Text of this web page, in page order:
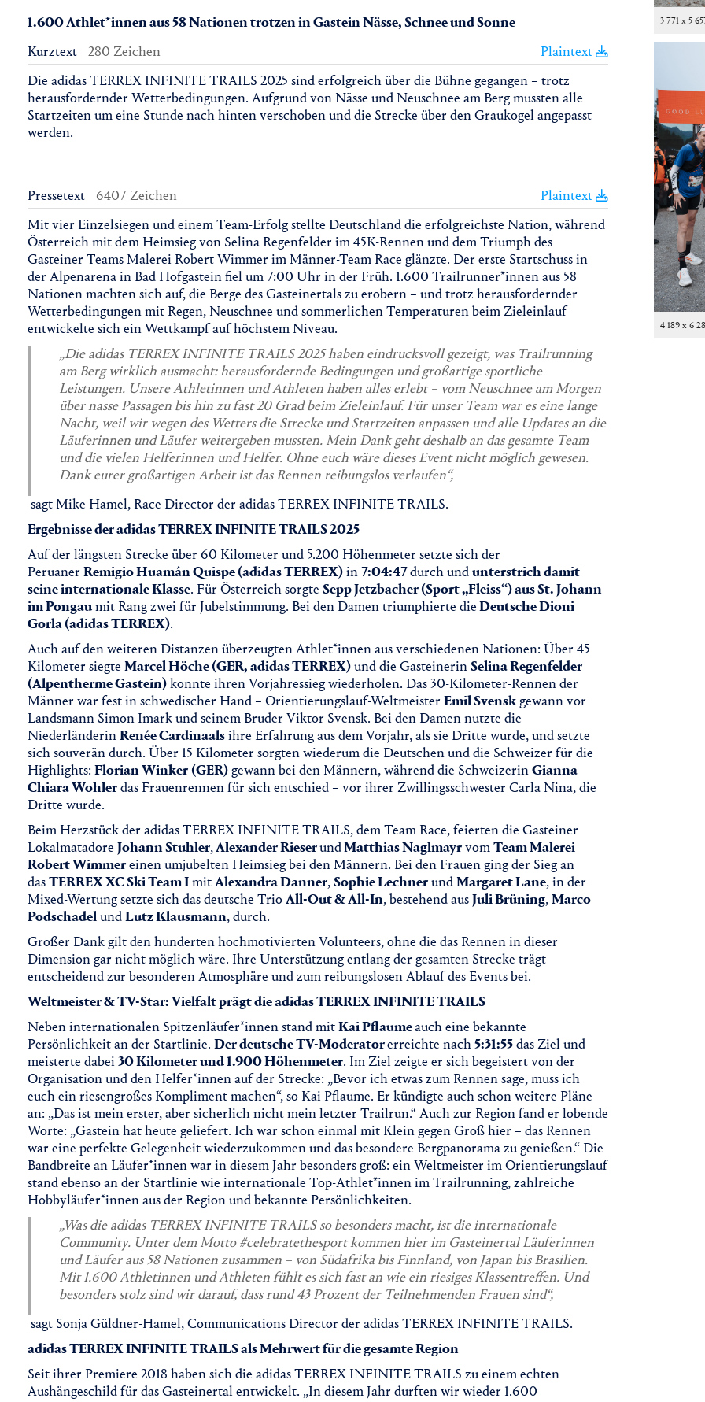
1.600 Athlet*innen aus 58 Nationen trotzen in Gastein Nässe, Schnee und Sonne
Kurztext
280 Zeichen
Plaintext
Die adidas TERREX INFINITE TRAILS 2025 sind erfolgreich über die Bühne gegangen – trotz
herausfordernder Wetterbedingungen. Aufgrund von Nässe und Neuschnee am Berg mussten alle
Startzeiten um eine Stunde nach hinten verschoben und die Strecke über den Graukogel angepasst
werden.
Pressetext 6407 Zeichen
Plaintext
Mit vier Einzelsiegen und einem Team-Erfolg stellte Deutschland die erfolgreichste Nation, während
Österreich mit dem Heimsieg von Selina Regenfelder im 45K-Rennen und dem Triumph des
Gasteiner Teams Malerei Robert Wimmer im Männer-Team Race glänzte. Der erste Startschuss in
der Alpenarena in Bad Hofgastein fiel um 7:00 Uhr in der Früh. 1.600 Trailrunner*innen aus 58
Nationen machten sich auf, die Berge des Gasteinertals zu erobern – und trotz herausfordernder
Wetterbedingungen mit Regen, Neuschnee und sommerlichen Temperaturen beim Zieleinlauf
entwickelte sich ein Wettkampf auf höchstem Niveau.
„Die adidas TERREX INFINITE TRAILS 2025 haben eindrucksvoll gezeigt, was Trailrunning
am Berg wirklich ausmacht: herausfordernde Bedingungen und großartige sportliche
Leistungen. Unsere Athletinnen und Athleten haben alles erlebt – vom Neuschnee am Morgen
über nasse Passagen bis hin zu fast 20 Grad beim Zieleinlauf. Für unser Team war es eine lange
Nacht, weil wir wegen des Wetters die Strecke und Startzeiten anpassen und alle Updates an die
Läuferinnen und Läufer weitergeben mussten. Mein Dank geht deshalb an das gesamte Team
und die vielen Helferinnen und Helfer. Ohne euch wäre dieses Event nicht möglich gewesen.
Dank eurer großartigen Arbeit ist das Rennen reibungslos verlaufen“,
sagt Mike Hamel, Race Director der adidas TERREX INFINITE TRAILS.
Ergebnisse der adidas TERREX INFINITE TRAILS 2025
Auf der längsten Strecke über 60 Kilometer und 5.200 Höhenmeter setzte sich der
Peruaner Remigio Huamán Quispe (adidas TERREX)in7:04:47durch undunterstrich damit
seine internationale Klasse. Für Österreich sorgte Sepp Jetzbacher (Sport „Fleiss“) aus St. Johann
im Pongaumit Rang zwei für Jubelstimmung. Bei den Damen triumphierte dieDeutsche Dioni
Gorla (adidas TERREX).
Auch auf den weiteren Distanzen überzeugten Athlet*innen aus verschiedenen Nationen: Über 45
Kilometer siegte Marcel Höche (GER, adidas TERREX)und die GasteinerinSelina Regenfelder
(Alpentherme Gastein)konnte ihren Vorjahressieg wiederholen. Das 30-Kilometer-Rennen der
Männer war fest in schwedischer Hand – Orientierungslauf-Weltmeister Emil Svenskgewann vor
Landsmann Simon Imark und seinem Bruder Viktor Svensk. Bei den Damen nutzte die
NiederländerinRenée Cardinaalsihre Erfahrung aus dem Vorjahr, als sie Dritte wurde, und setzte
sich souverän durch. Über 15 Kilometer sorgten wiederum die Deutschen und die Schweizer für die
Highlights: Florian Winker(GER)gewann bei den Männern, während die SchweizerinGianna
Chiara Wohlerdas Frauenrennen für sich entschied – vor ihrer Zwillingsschwester Carla Nina, die
Dritte wurde.
Beim Herzstück der adidas TERREX INFINITE TRAILS, dem Team Race, feierten die Gasteiner
Lokalmatadore Johann Stuhler,Alexander RieserundMatthias NaglmayrvomTeam Malerei
Robert Wimmereinen umjubelten Heimsieg bei den Männern. Bei den Frauen ging der Sieg an
dasTERREX XC Ski Team ImitAlexandra Danner,Sophie LechnerundMargaret Lane, in der
Mixed-Wertung setzte sich das deutsche TrioAll-Out & All-In, bestehend ausJuli Brüning,Marco
PodschadelundLutz Klausmann, durch.
Großer Dank gilt den hunderten hochmotivierten Volunteers, ohne die das Rennen in dieser
Dimension gar nicht möglich wäre. Ihre Unterstützung entlang der gesamten Strecke trägt
entscheidend zur besonderen Atmosphäre und zum reibungslosen Ablauf des Events bei.
Weltmeister & TV-Star: Vielfalt prägt die adidas TERREX INFINITE TRAILS
Neben internationalen Spitzenläufer*innen stand mitKai Pflaumeauch eine bekannte
Persönlichkeit an der Startlinie. Der deutsche TV-Moderatorerreichte nach5:31:55das Ziel und
meisterte dabei30 Kilometer und 1.900 Höhenmeter. Im Ziel zeigte er sich begeistert von der
Organisation und den Helfer*innen auf der Strecke: „Bevor ich etwas zum Rennen sage, muss ich
euch ein riesengroßes Kompliment machen“, so Kai Pflaume. Er kündigte auch schon weitere Pläne
an: „Das ist mein erster, aber sicherlich nicht mein letzter Trailrun.“ Auch zur Region fand er lobende
Worte: „Gastein hat heute geliefert. Ich war schon einmal mit Klein gegen Groß hier – das Rennen
war eine perfekte Gelegenheit wiederzukommen und das besondere Bergpanorama zu genießen.“ Die
Bandbreite an Läufer*innen war in diesem Jahr besonders groß: ein Weltmeister im Orientierungslauf
stand ebenso an der Startlinie wie internationale Top-Athlet*innen im Trailrunning, zahlreiche
Hobbyläufer*innen aus der Region und bekannte Persönlichkeiten.
„Was die adidas TERREX INFINITE TRAILS so besonders macht, ist die internationale
Community. Unter dem Motto #celebratethesport kommen hier im Gasteinertal Läuferinnen
und Läufer aus 58 Nationen zusammen – von Südafrika bis Finnland, von Japan bis Brasilien.
Mit 1.600 Athletinnen und Athleten fühlt es sich fast an wie ein riesiges Klassentreffen. Und
besonders stolz sind wir darauf, dass rund 43 Prozent der Teilnehmenden Frauen sind“,
sagt Sonja Güldner-Hamel, Communications Director der adidas TERREX INFINITE TRAILS.
adidas TERREX INFINITE TRAILS als Mehrwert für die gesamte Region
Seit ihrer Premiere 2018 haben sich die adidas TERREX INFINITE TRAILS zu einem echten
Aushängeschild für das Gasteinertal entwickelt. „In diesem Jahr durften wir wieder 1.600
3 771 x 5
4 189 x 6